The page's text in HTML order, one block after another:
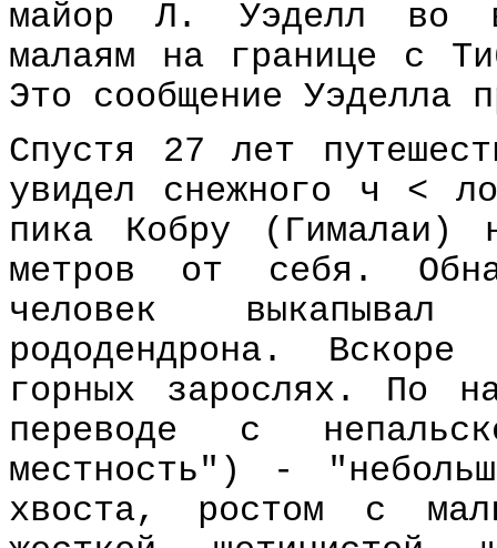
майор Л. Уэделл во
малаям на границе с
Это сообщение Уэделла
Спустя 27 лет
увидел снежного ч <
пика Кобру (Гималаи)
метров от себя.
человек
рододендрона.
горных зарослях. По
переводе с
местность") -
хвоста, ростом с